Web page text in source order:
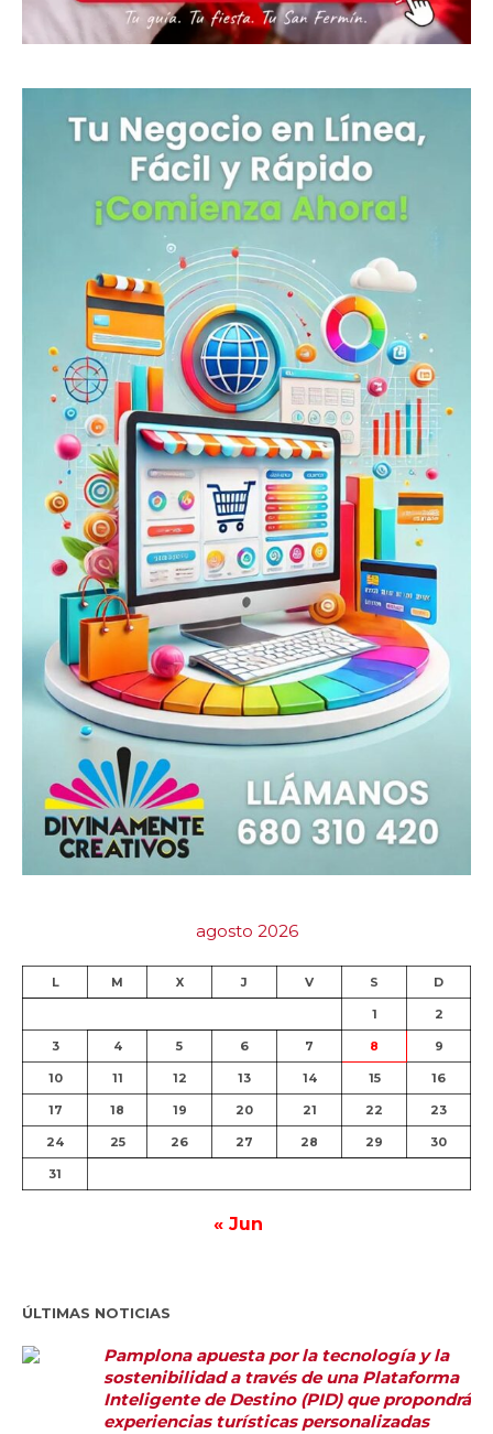
agosto 2026
L M X J V S D
1 2
3 4 5 6 7 8 9
10 11 12 13 14 15 16
17 18 19 20 21 22 23
24 25 26 27 28 29 30
31
« Jun
ÚLTIMAS NOTICIAS
Pamplona apuesta por la tecnología y la
sostenibilidad a través de una Plataforma
Inteligente de Destino (PID) que propondrá
experiencias turísticas personalizadas